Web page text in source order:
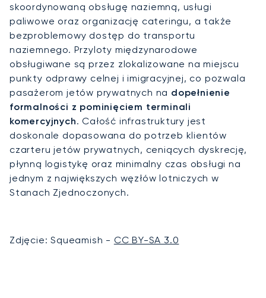
skoordynowaną obsługę naziemną, usługi
paliwowe oraz organizację cateringu, a także
bezproblemowy dostęp do transportu
naziemnego. Przyloty międzynarodowe
obsługiwane są przez zlokalizowane na miejscu
punkty odprawy celnej i imigracyjnej, co pozwala
pasażerom jetów prywatnych na dopełnienie
formalności z pominięciem terminali
komercyjnych. Całość infrastruktury jest
doskonale dopasowana do potrzeb klientów
czarteru jetów prywatnych, ceniących dyskrecję,
płynną logistykę oraz minimalny czas obsługi na
jednym z największych węzłów lotniczych w
Stanach Zjednoczonych.
Zdjęcie: Squeamish - CC BY-SA 3.0